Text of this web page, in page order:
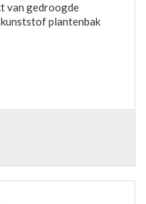
van gedroogde
plantenbak